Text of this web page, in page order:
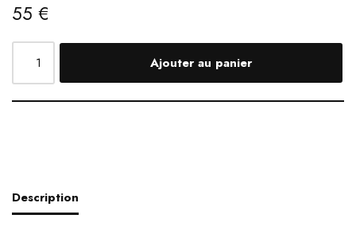
55 €
Ajouter au panier
Description